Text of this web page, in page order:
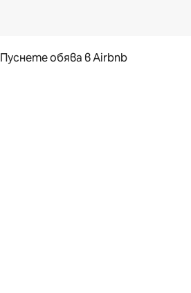
Пуснете обява в Airbnb